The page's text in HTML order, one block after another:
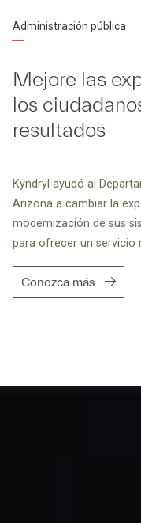
Administración pública
Mejore las
los
resultados
Kyndryl ayudó al
Arizona a cambiar la
modernización de sus
para ofrecer un servicio
Conozca más